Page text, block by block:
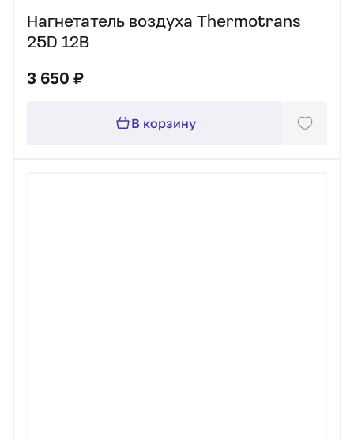
Нагнетатель воздуха Thermotrans
25D 12В
3 650 ₽
В корзину